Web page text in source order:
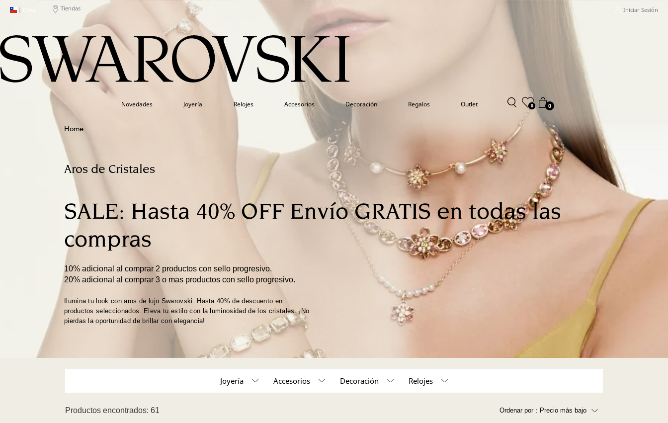
| Tiendas Iniciar Sesión
Novedades Joyería Relojes Accesorios Decoración Regalos Outlet 0 0
Aros de Cristales
SALE: Hasta 40% OFF Envío GRATIS en todas las
compras
10% adicional al comprar 2 productos con sello progresivo.
20% adicional al comprar 3 o mas productos con sello progresivo.
Ilumina tu look con aros de lujo Swarovski. Hasta 40% de descuento en
productos seleccionados. Eleva tu estilo con la luminosidad de los cristales. ¡No
pierdas la oportunidad de brillar con elegancia!
Joyería
Collares y Colgantes
Accesorios Decoración Relojes
Productos encontrados: 61 Ordenar por : Precio más bajo